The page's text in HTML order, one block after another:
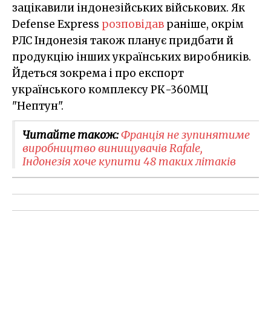
зацікавили індонезійських військових. Як
Defense Express розповідав раніше, окрім
РЛС Індонезія також планує придбати й
продукцію інших українських виробників.
Йдеться зокрема і про експорт
українського комплексу РК-360МЦ
"Нептун".
Читайте також:Франція не зупинятиме
виробництво винищувачів Rafale,
Індонезія хоче купити 48 таких літаків